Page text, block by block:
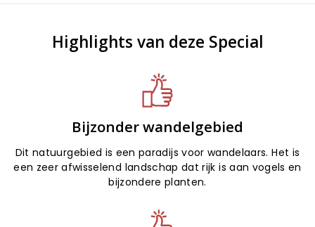
Highlights van deze Special
Bijzonder wandelgebied
Dit natuurgebied is een paradijs voor wandelaars. Het is
een zeer afwisselend landschap dat rijk is aan vogels en
bijzondere planten.